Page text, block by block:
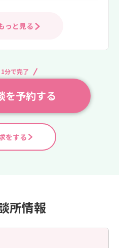
っと見る
分で完了
を予約する
をする
所情報